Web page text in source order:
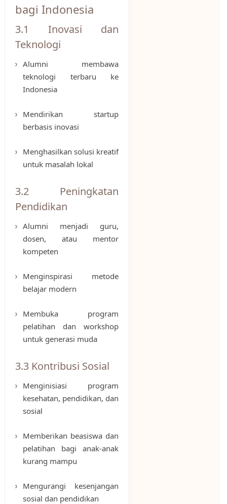
bagi Indonesia
3.1 Inovasi dan
Teknologi
Alumni membawa
teknologi terbaru ke
Indonesia
Mendirikan startup
berbasis inovasi
Menghasilkan solusi kreatif
untuk masalah lokal
3.2 Peningkatan
Pendidikan
Alumni menjadi guru,
dosen, atau mentor
kompeten
Menginspirasi metode
belajar modern
Membuka program
pelatihan dan workshop
untuk generasi muda
3.3 Kontribusi Sosial
Menginisiasi program
kesehatan, pendidikan, dan
sosial
Memberikan beasiswa dan
pelatihan bagi anak-anak
kurang mampu
Mengurangi kesenjangan
sosial dan pendidikan